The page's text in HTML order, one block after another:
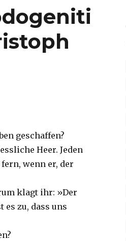
geschaffen?
Heer. Jeden
wenn er, der
klagt ihr: »Der
es zu, dass uns